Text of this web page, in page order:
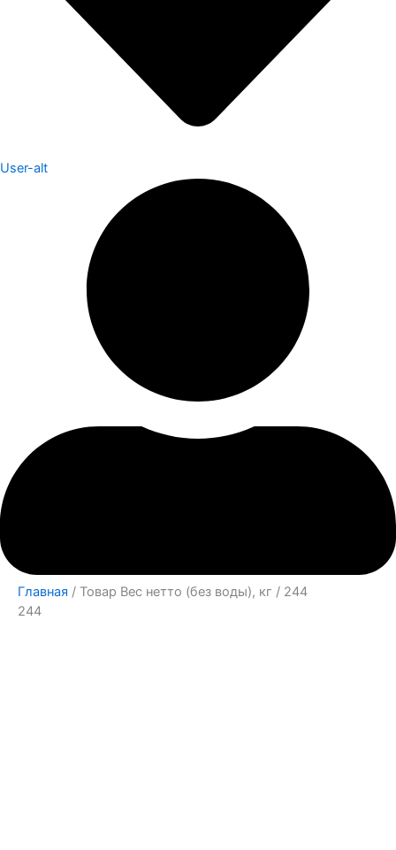
User-alt
Главная / Товар Вес нетто (без воды), кг / 244
244